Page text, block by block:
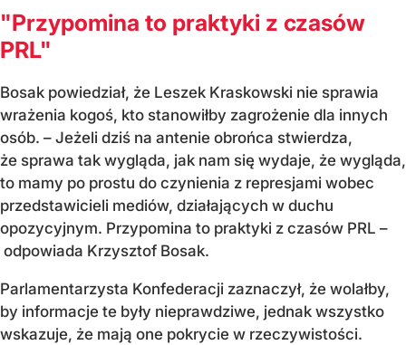
"Przypomina to praktyki z czasów
PRL"
Bosak powiedział, że Leszek Kraskowski nie sprawia
wrażenia kogoś, kto stanowiłby zagrożenie dla innych
osób. – Jeżeli dziś na antenie obrońca stwierdza,
że sprawa tak wygląda, jak nam się wydaje, że wygląda,
to mamy po prostu do czynienia z represjami wobec
przedstawicieli mediów, działających w duchu
opozycyjnym. Przypomina to praktyki z czasów PRL –
odpowiada Krzysztof Bosak.
Parlamentarzysta Konfederacji zaznaczył, że wolałby,
by informacje te były nieprawdziwe, jednak wszystko
wskazuje, że mają one pokrycie w rzeczywistości.